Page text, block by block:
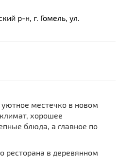
р-н, г. Гомель, ул.
уютное местечко в новом
хорошее
блюда, а главное по
ресторана в деревянном